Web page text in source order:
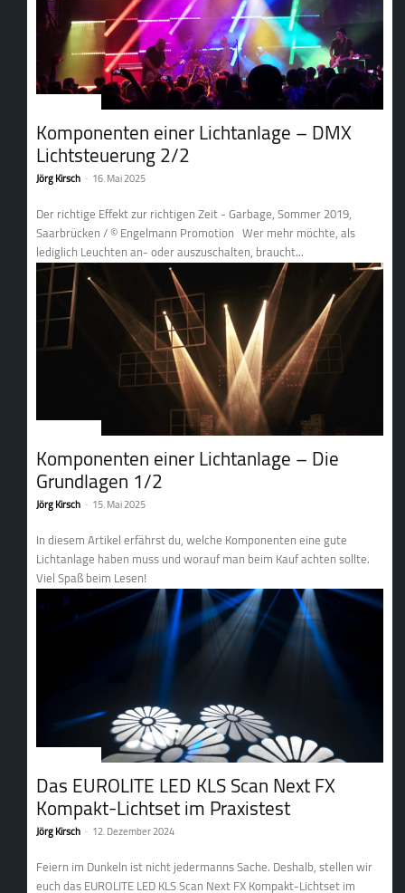
Komponenten einer Lichtanlage – DMX
Lichtsteuerung 2/2
Jörg Kirsch - 16. Mai 2025
Der richtige Effekt zur richtigen Zeit - Garbage, Sommer 2019,
Saarbrücken / © Engelmann Promotion Wer mehr möchte, als
lediglich Leuchten an- oder auszuschalten, braucht...
Komponenten einer Lichtanlage – Die
Grundlagen 1/2
Jörg Kirsch - 15. Mai 2025
In diesem Artikel erfährst du, welche Komponenten eine gute
Lichtanlage haben muss und worauf man beim Kauf achten sollte.
Viel Spaß beim Lesen!
Das EUROLITE LED KLS Scan Next FX
Kompakt-Lichtset im Praxistest
Jörg Kirsch - 12. Dezember 2024
Feiern im Dunkeln ist nicht jedermanns Sache. Deshalb, stellen wir
euch das EUROLITE LED KLS Scan Next FX Kompakt-Lichtset im